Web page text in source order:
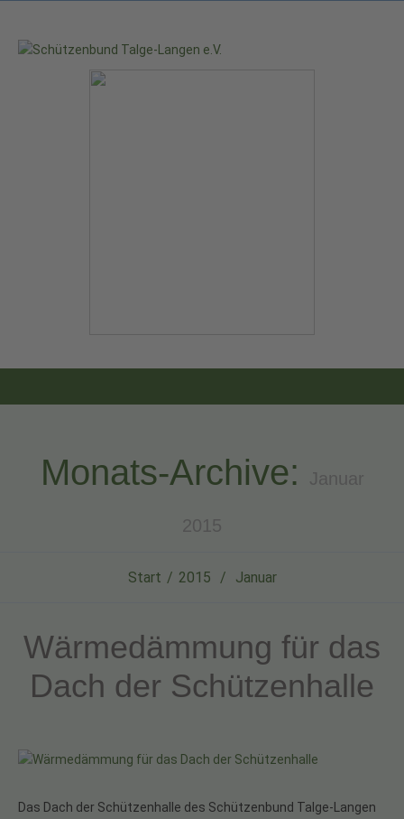
Monats-Archive: Januar
2015
Start 2015 Januar
Wärmedämmung für das
Dach der Schützenhalle
Das Dach der Schützenhalle des Schützenbund Talge-Langen